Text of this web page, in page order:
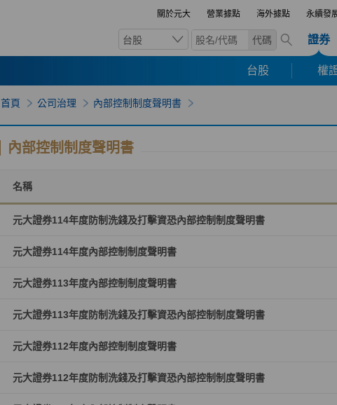
關於元大 營業據點 海外據點 永續發
台股 代碼 證券
台股 權
首頁 公司治理 內部控制制度聲明書
內部控制制度聲明書
名稱
元大證券114年度防制洗錢及打擊資恐內部控制制度聲明書
元大證券114年度內部控制制度聲明書
元大證券113年度內部控制制度聲明書
元大證券113年度防制洗錢及打擊資恐內部控制制度聲明書
元大證券112年度內部控制制度聲明書
元大證券112年度防制洗錢及打擊資恐內部控制制度聲明書